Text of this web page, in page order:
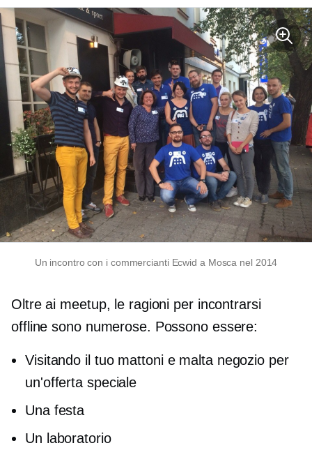
Un incontro con i commercianti Ecwid a Mosca nel 2014
Oltre ai meetup, le ragioni per incontrarsi
offline sono numerose. Possono essere:
Visitando il tuo mattoni e maltanegozio per
un'offerta speciale
Una festa
Un laboratorio